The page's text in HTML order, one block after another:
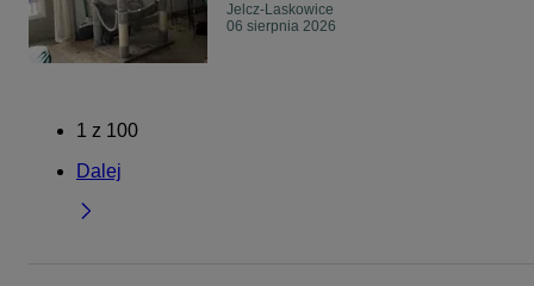
Jelcz-Laskowice
06 sierpnia 2026
1 z 100
Dalej